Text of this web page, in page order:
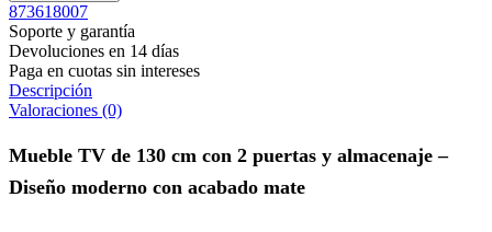
873618007
Soporte y garantía
Devoluciones en 14 días
Paga en cuotas sin intereses
Descripción
Valoraciones (0)
Mueble TV de 130 cm con 2 puertas y almacenaje –
Diseño moderno con acabado mate